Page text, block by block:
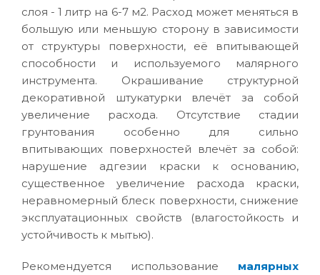
слоя - 1 литр на 6-7 м2. Расход может меняться в
большую или меньшую сторону в зависимости
от структуры поверхности, её впитывающей
способности и используемого малярного
инструмента. Окрашивание структурной
декоративной штукатурки влечёт за собой
увеличение расхода. Отсутствие стадии
грунтования особенно для сильно
впитывающих поверхностей влечёт за собой:
нарушение адгезии краски к основанию,
существенное увеличение расхода краски,
неравномерный блеск поверхности, снижение
эксплуатационных свойств (влагостойкость и
устойчивость к мытью).
Рекомендуется использование малярных